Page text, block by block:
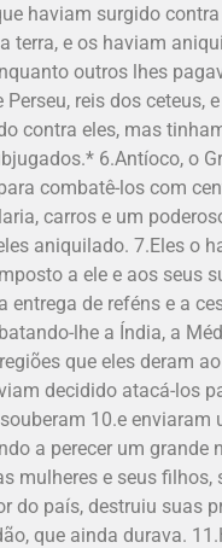
haviam surgido
terra, e os haviam
outros lhes
Perseu, reis dos ceteus,
contra eles, mas
6.Antíoco, o
combatê-los com
carros e um
aniquilado. 7.Eles o
a ele e aos seus
entrega de reféns e a
lhe a Índia, a
que eles deram
decidido atacá-los
10.e enviaram
a perecer um grande
mulheres e seus filhos,
do país, destruiu suas
que ainda durava.